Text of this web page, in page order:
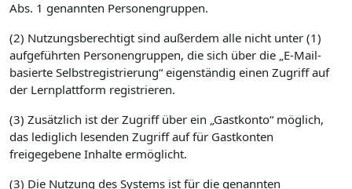
Abs. 1 genannten Personengruppen.
(2) Nutzungsberechtigt sind außerdem alle nicht unter (1)
aufgeführten Personengruppen, die sich über die „E-Mail-
basierte Selbstregistrierung“ eigenständig einen Zugriff auf
der Lernplattform registrieren.
(3) Zusätzlich ist der Zugriff über ein „Gastkonto“ möglich,
das lediglich lesenden Zugriff auf für Gastkonten
freigegebene Inhalte ermöglicht.
(3) Die Nutzung des Systems ist für die genannten